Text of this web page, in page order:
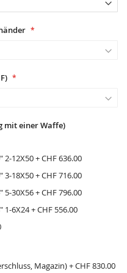
mit einer Waffe)
2-12X50+CHF 636.00
3-18X50+CHF 716.00
5-30X56+CHF 796.00
1-6X24+CHF 556.00
Magazin)+CHF 830.00